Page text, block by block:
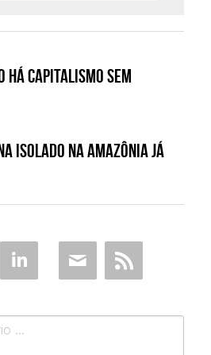
há capitalismo sem
isolado na Amazônia já